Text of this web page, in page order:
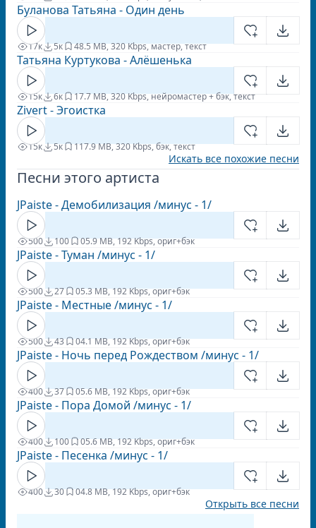
Буланова Татьяна - Один день
17к 5к 48.5 MB, 320 Kbps, мастер, текст
Татьяна Куртукова - Алёшенька
15к 6к 17.7 MB, 320 Kbps, нейромастер + бэк, текст
Zivert - Эгоистка
15к 5к 117.9 MB, 320 Kbps, бэк, текст
Искать все похожие песни
Песни этого артиста
JPaiste - Демобилизация /минус - 1/
500 100 05.9 MB, 192 Kbps, ориг+бэк
JPaiste - Туман /минус - 1/
500 27 05.3 MB, 192 Kbps, ориг+бэк
JPaiste - Местные /минус - 1/
500 43 04.1 MB, 192 Kbps, ориг+бэк
JPaiste - Ночь перед Рождеством /минус - 1/
400 37 05.6 MB, 192 Kbps, ориг+бэк
JPaiste - Пора Домой /минус - 1/
400 100 05.6 MB, 192 Kbps, ориг+бэк
JPaiste - Песенка /минус - 1/
400 30 04.8 MB, 192 Kbps, ориг+бэк
Открыть все песни